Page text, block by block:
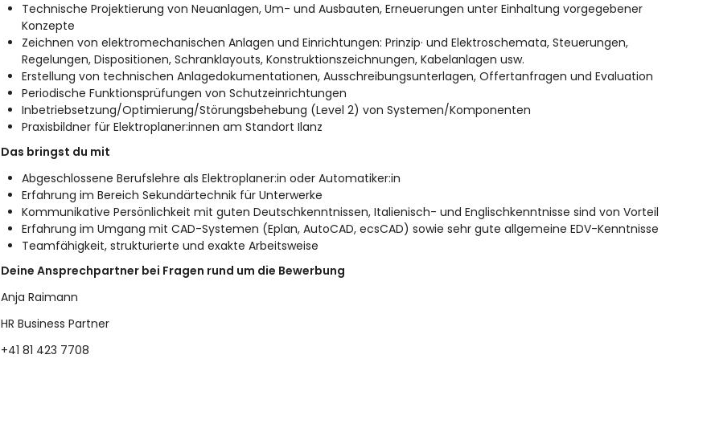
Technische Projektierung von Neuanlagen, Um- und Ausbauten, Erneuerungen unter Einhaltung vorgegebener
Konzepte
Zeichnen von elektromechanischen Anlagen und Einrichtungen: Prinzip· und Elektroschemata, Steuerungen,
Regelungen, Dispositionen, Schranklayouts, Konstruktionszeichnungen, Kabelanlagen usw.
Erstellung von technischen Anlagedokumentationen, Ausschreibungsunterlagen, Offertanfragen und Evaluation
Periodische Funktionsprüfungen von Schutzeinrichtungen
Inbetriebsetzung/Optimierung/Störungsbehebung (Level 2) von Systemen/Komponenten
Praxisbildner für Elektroplaner:innen am Standort Ilanz
Das bringst du mit
Abgeschlossene Berufslehre als Elektroplaner:in oder Automatiker:in
Erfahrung im Bereich Sekundärtechnik für Unterwerke
Kommunikative Persönlichkeit mit guten Deutschkenntnissen, Italienisch- und Englischkenntnisse sind von Vorteil
Erfahrung im Umgang mit CAD-Systemen (Eplan, AutoCAD, ecsCAD) sowie sehr gute allgemeine EDV-Kenntnisse
Teamfähigkeit, strukturierte und exakte Arbeitsweise
Deine Ansprechpartner bei Fragen rund um die Bewerbung
Anja Raimann
HR Business Partner
+41 81 423 7708